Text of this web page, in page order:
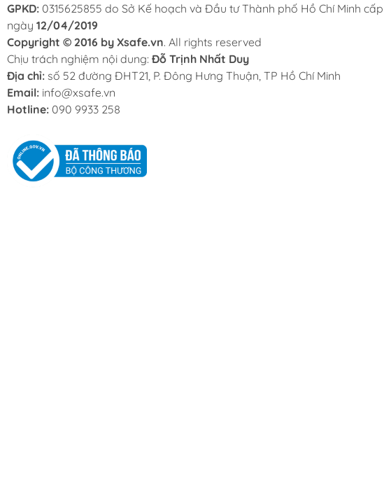
GPKD: 0315625855 do Sở Kế hoạch và Đầu tư Thành phố Hồ Chí Minh cấp
ngày 12/04/2019
Copyright © 2016 by Xsafe.vn. All rights reserved
Chịu trách nghiệm nội dung: Đỗ Trịnh Nhất Duy
Địa chỉ: số 52 đường ĐHT21, P. Đông Hưng Thuận, TP Hồ Chí Minh
Email: info@xsafe.vn
Hotline: 090 9933 258